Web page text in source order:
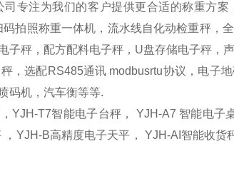
专注为我们的客户提供更合适的称重方
拍照称重一体机，流水线自化动检重秤，
子秤，配方配料电子秤，U盘存储电子秤，
，选配RS485通讯 modbusrtu协议，电子
码机，汽车衡等等.
YJH-T7智能电子台秤， YJH-A7 智能电子
YJH-B高精度电子天平， YJH-AI智能收